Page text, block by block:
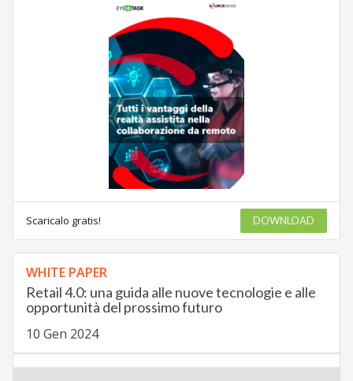
Scaricalo gratis! DOWNLOAD
WHITE PAPER
Retail 4.0: una guida alle nuove tecnologie e alle
opportunità del prossimo futuro
10 Gen 2024